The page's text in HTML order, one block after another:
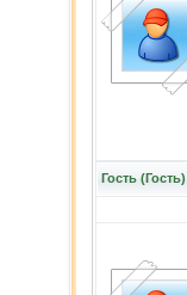
Гость (Гость)